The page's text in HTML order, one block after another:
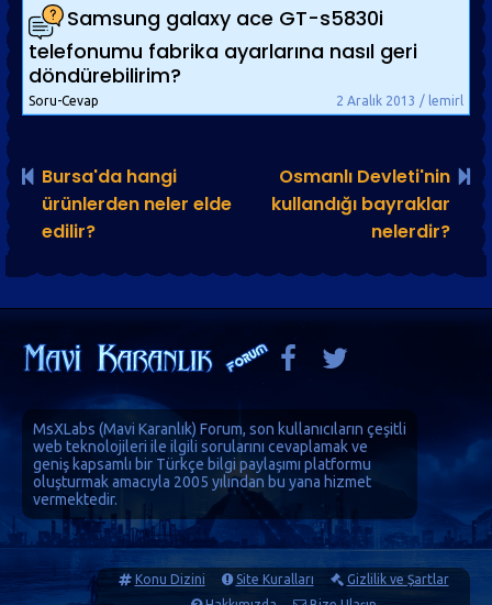
Samsung galaxy ace GT-s5830i
telefonumu fabrika ayarlarına nasıl geri
döndürebilirim?
2 Aralık 2013 / lemirl
Soru-Cevap
Bursa'da hangi
ürünlerden neler elde
edilir?
Osmanlı Devleti'nin
kullandığı bayraklar
nelerdir?
MsXLabs (Mavi Karanlık) Forum, son kullanıcıların çeşitli
web teknolojileri ile ilgili sorularını cevaplamak ve
geniş kapsamlı bir Türkçe bilgi paylaşımı platformu
oluşturmak amacıyla 2005 yılından bu yana hizmet
vermektedir.
Konu Dizini Site Kuralları
Gizlilik ve Şartlar